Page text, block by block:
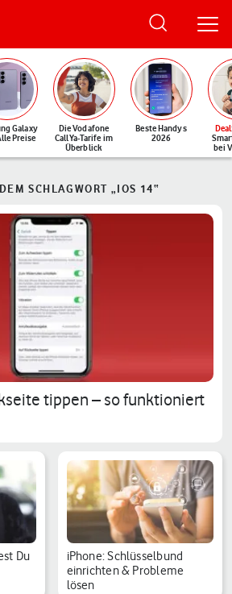
Galaxy
Preise
Die Vodafone
CallYa-Tarife im
Überblick
Beste Handys
2026
Deal
bei
SCHLAGWORT „IOS 14“
tippen – so funktioniert
Du
iPhone: Schlüsselbund
einrichten & Probleme
lösen